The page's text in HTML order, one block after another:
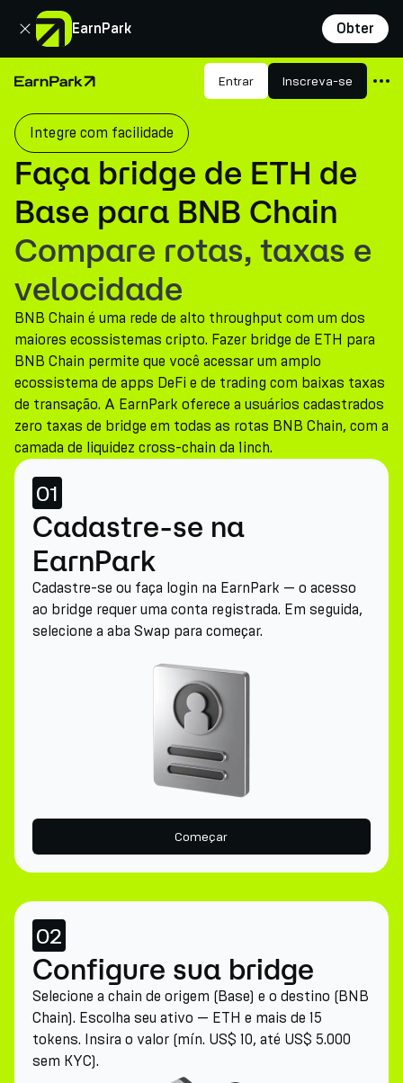
EarnPark Obter
Fechar
Página Inicial Entrar Inscreva-se
Produtos
Mercados
Calculadoras
PARK Token
Recursos
Empresa
Integre com facilidade
Faça bridge de ETH de
Base para BNB Chain
Compare rotas, taxas e
velocidade
BNB Chain é uma rede de alto throughput com um dos
maiores ecossistemas cripto. Fazer bridge de ETH para
BNB Chain permite que você acessar um amplo
ecossistema de apps DeFi e de trading com baixas taxas
de transação. A EarnPark oferece a usuários cadastrados
zero taxas de bridge em todas as rotas BNB Chain, com a
camada de liquidez cross-chain da 1inch.
01
Cadastre-se na
EarnPark
Cadastre-se ou faça login na EarnPark — o acesso
ao bridge requer uma conta registrada. Em seguida,
selecione a aba Swap para começar.
Começar
02
Configure sua bridge
Selecione a chain de origem (Base) e o destino (BNB
Chain). Escolha seu ativo — ETH e mais de 15
tokens. Insira o valor (mín. US$ 10, até US$ 5.000
sem KYC).